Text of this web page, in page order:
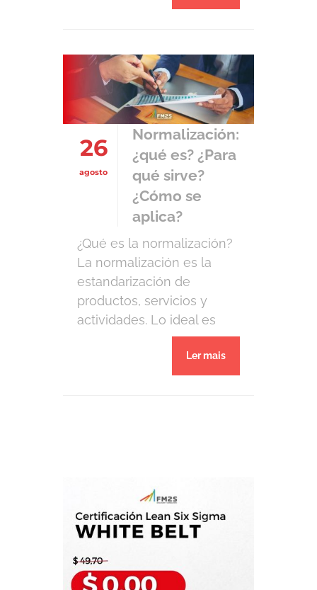
describe un procedimiento
sea un «paso a paso» de
una tarea repetitiva se
encuentra dentro de la
categoría de
procedimientos operativos
estándar. En […]
26
agosto
Normalización:
¿qué es? ¿Para
qué sirve?
¿Cómo se
aplica?
¿Qué es la normalización?
La normalización es la
estandarización de
productos, servicios y
actividades. Lo ideal es
que se dirija a los moldes
que representan la mejor
manera de ejecutar un
normalización suele
abarcar las normas […]
Ler mais